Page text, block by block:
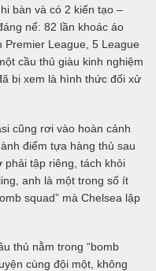
bàn và có 2 kiến tạo –
nể: 82 lần khoác áo
Premier League, 5 League
cầu thủ giàu kinh nghiệm
bị xem là hình thức đối xử
cũng rơi vào hoàn cảnh
điểm tựa hàng thủ sau
phải tập riêng, tách khỏi
anh là một trong số ít
squad” mà Chelsea lập
thủ nằm trong “bomb
cùng đội một, không